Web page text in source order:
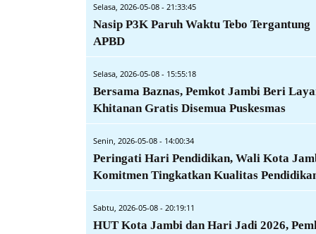
Selasa, 2026-05-08 - 21:33:45
Nasip P3K Paruh Waktu Tebo Tergantung
APBD
Selasa, 2026-05-08 - 15:55:18
Bersama Baznas, Pemkot Jambi Beri
Khitanan Gratis Disemua Puskesmas
Senin, 2026-05-08 - 14:00:34
Peringati Hari Pendidikan, Wali Kota
Komitmen Tingkatkan Kualitas
Sabtu, 2026-05-08 - 20:19:11
HUT Kota Jambi dan Hari Jadi 2026,